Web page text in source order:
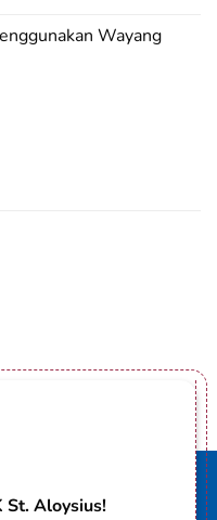
Wayang
St. Aloysius!